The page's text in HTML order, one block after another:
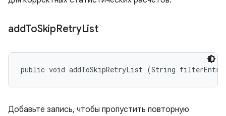
addToSkipRetryList
public void addToSkipRetryList (String
Добавьте запись, чтобы пропустить повторную